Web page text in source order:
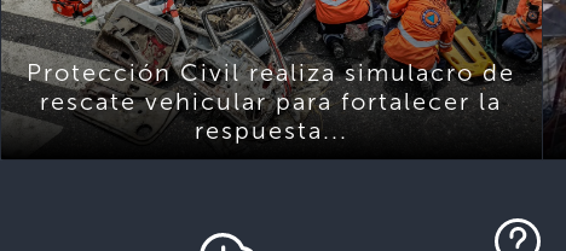
Protección Civil realiza simulacro de
rescate vehicular para fortalecer la
respuesta...